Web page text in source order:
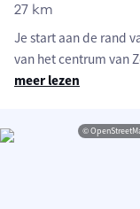
27 km
Je start aan de rand
van het centrum van
meer lezen
©